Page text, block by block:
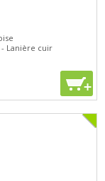
Lanière cuir
+